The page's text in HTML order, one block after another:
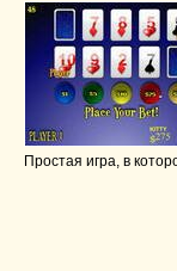
Простая игра, в